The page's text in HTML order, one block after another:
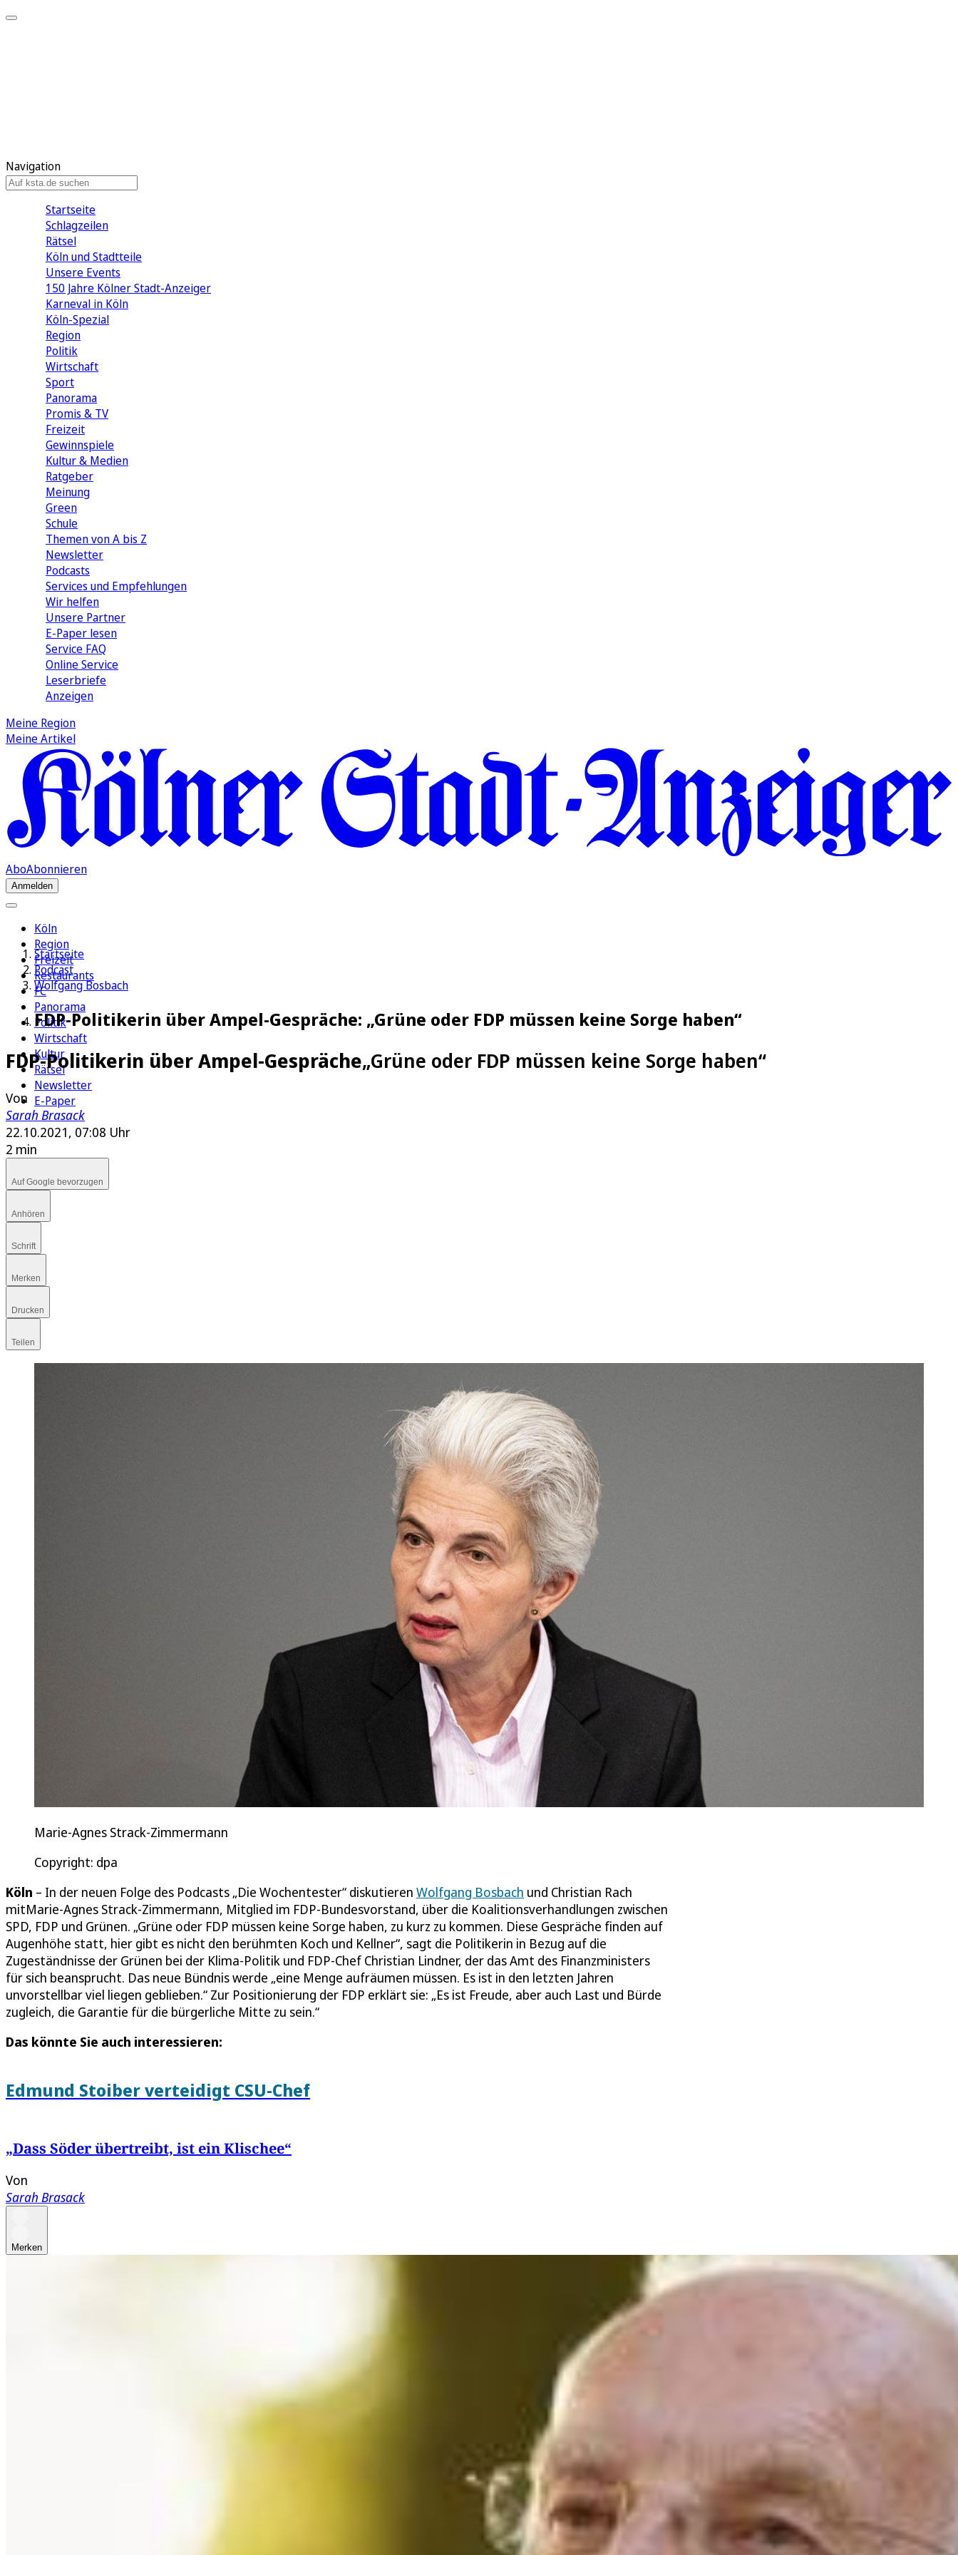
Navigation
Startseite
Schlagzeilen
Rätsel
Köln und Stadtteile
Unsere Events
150 Jahre Kölner Stadt-Anzeiger
Karneval in Köln
Köln-Spezial
Region
Politik
Wirtschaft
Sport
Panorama
Promis & TV
Freizeit
Gewinnspiele
Kultur & Medien
Ratgeber
Meinung
Green
Schule
Themen von A bis Z
Newsletter
Podcasts
Services und Empfehlungen
Wir helfen
Unsere Partner
E-Paper lesen
Service FAQ
Online Service
Leserbriefe
Anzeigen
Meine Region
Meine Artikel
AboAbonnieren
Anmelden
Köln
Region
Freizeit
Restaurants
FC
Panorama
Politik
Wirtschaft
Kultur
Rätsel
Newsletter
E-Paper
Startseite
Podcast
Wolfgang Bosbach
FDP-Politikerin über Ampel-Gespräche: „Grüne oder FDP müssen keine Sorge haben“
FDP-Politikerin über Ampel-Gespräche„Grüne oder FDP müssen keine Sorge haben“
Von
Sarah Brasack
22.10.2021, 07:08 Uhr
2 min
Auf Google bevorzugen
Anhören
Schrift
Merken
Drucken
Teilen
Marie-Agnes Strack-Zimmermann
Copyright: dpa
Köln – In der neuen Folge des Podcasts „Die Wochentester“ diskutieren Wolfgang Bosbach und Christian Rach
mitMarie-Agnes Strack-Zimmermann, Mitglied im FDP-Bundesvorstand, über die Koalitionsverhandlungen zwischen
SPD, FDP und Grünen. „Grüne oder FDP müssen keine Sorge haben, zu kurz zu kommen. Diese Gespräche finden auf
Augenhöhe statt, hier gibt es nicht den berühmten Koch und Kellner“, sagt die Politikerin in Bezug auf die
Zugeständnisse der Grünen bei der Klima-Politik und FDP-Chef Christian Lindner, der das Amt des Finanzministers
für sich beansprucht. Das neue Bündnis werde „eine Menge aufräumen müssen. Es ist in den letzten Jahren
unvorstellbar viel liegen geblieben.“ Zur Positionierung der FDP erklärt sie: „Es ist Freude, aber auch Last und Bürde
zugleich, die Garantie für die bürgerliche Mitte zu sein.“
Das könnte Sie auch interessieren:
Edmund Stoiber verteidigt CSU-Chef
„Dass Söder übertreibt, ist ein Klischee“
Von
Sarah Brasack
Merken